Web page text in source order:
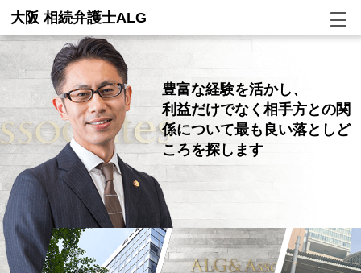
大阪 相続弁護士ALG
豊富な経験を活かし、
利益だけでなく相手方との関
係について最も良い落としど
ころを探します